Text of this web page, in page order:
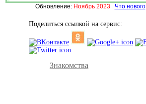
Обновление: Ноябрь 2023 Что нового
Поделиться ссылкой на сервис:
Знакомства